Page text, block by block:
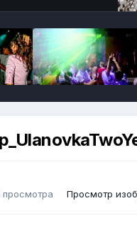
просмотра Просмотр